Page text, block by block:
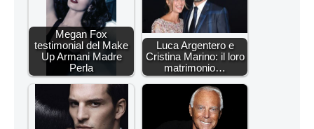
Megan Fox
testimonial del Make
Up Armani Madre
Perla
Luca Argentero e
Cristina Marino: il loro
matrimonio…